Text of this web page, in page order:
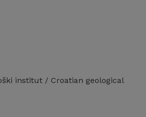
institut / Croatian geological